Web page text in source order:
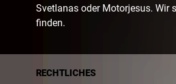
Svetlanas oder Motorjesus. Wir
finden.
RECHTLICHES